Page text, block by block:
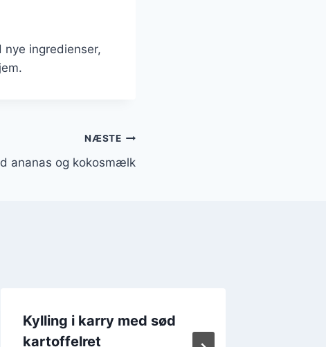
ingredienser,
NÆSTE
ananas og kokosmælk
Kylling i karry med sød
kartoffelret